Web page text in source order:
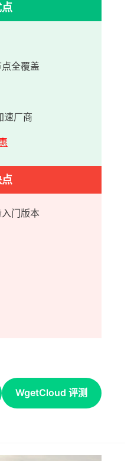
全覆盖
速厂商
门版本
WgetCloud 评测